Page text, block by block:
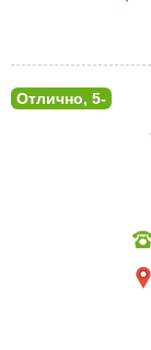
Отлично, 5-